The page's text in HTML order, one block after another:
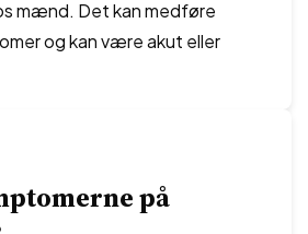
mænd. Det kan medføre
og kan være akut eller
på